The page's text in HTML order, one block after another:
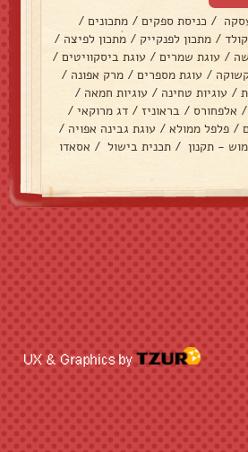
/ כניסת ספקים / מתכונים /
/ מתכון לפנקייק / מתכון לפיצה /
/ עוגת שמרים / עוגת ביסקוויטים /
/ עוגת מספרים / מרק אפונה /
/ עוגיות טחינה / עוגיות חמאה /
/ אלפחורס / בראוניז / דג מרוקאי /
/ פלפל ממולא / עוגת גבינה אפויה /
- תקנון / תכנית בישול / אסאדו